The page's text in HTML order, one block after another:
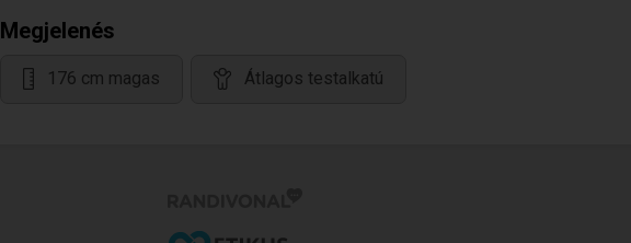
Megjelenés
176 cm magas Átlagos testalkatú